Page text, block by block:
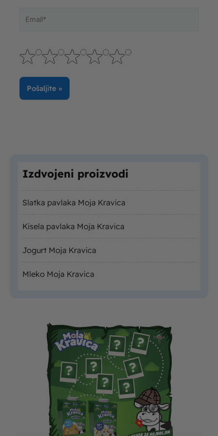
Izdvojeni proizvodi
Slatka pavlaka Moja Kravica
Kisela pavlaka Moja Kravica
Jogurt Moja Kravica
Mleko Moja Kravica